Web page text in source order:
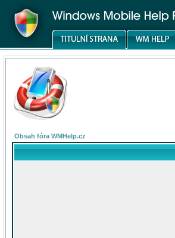
Obsah fóra WMHelp.cz